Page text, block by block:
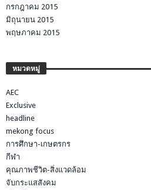
จับกระแสสังคม
ท่องเที่ยว
นันทนาการ
รอบรั้วทั่วเหนือ
อาหาร
อาเซียน +3
เศรษฐกิจ
นิยาม
เข้าสู่ระบบ